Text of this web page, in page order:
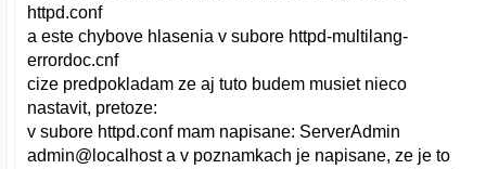
httpd.conf
a este chybove hlasenia v subore httpd-multilang-
errordoc.cnf
cize predpokladam ze aj tuto budem musiet nieco
nastavit, pretoze:
v subore httpd.conf mam napisane: ServerAdmin
admin@localhost a v poznamkach je napisane, ze je to